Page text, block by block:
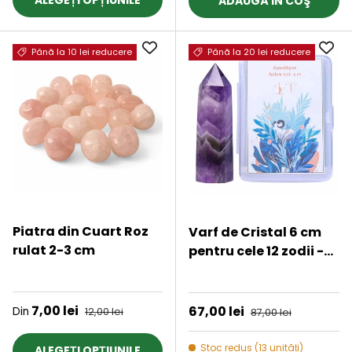
Cristal Vindecator -
Meditatie - Yoga
Până la 10 lei reducere
Piatra din Cuart Roz
rulat 2-3 cm
Preț de vânzare
Din 7,00 lei Preț obișnuit
12,00 lei
Până la 20 lei reducere
Varf de Cristal 6 cm
pentru cele 12 zodii -
specifice zodiei
Berbec- Un cadou
deosebit
Preț de vânzare
67,00 lei Preț obișnuit
87,00 lei
Stoc redus (13 unități)